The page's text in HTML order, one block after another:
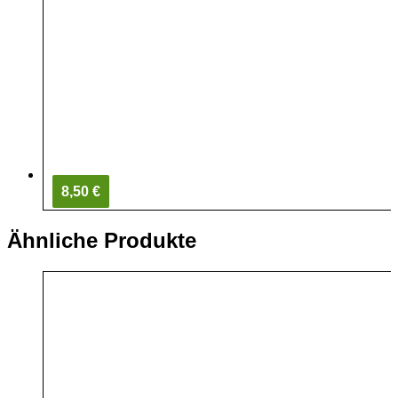
8,50 €
Ähnliche Produkte